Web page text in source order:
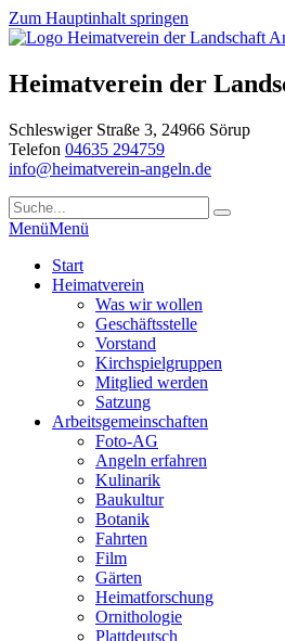
Zum Hauptinhalt springen
Heimatverein der
Schleswiger Straße 3, 24966 Sörup
Telefon 04635 294759
info@heimatverein-angeln.de
MenüMenü
Start
Heimatverein
Was wir wollen
Geschäftsstelle
Vorstand
Kirchspielgruppen
Mitglied werden
Satzung
Arbeitsgemeinschaften
Foto-AG
Angeln erfahren
Kulinarik
Baukultur
Botanik
Fahrten
Film
Gärten
Heimatforschung
Ornithologie
Plattdeutsch